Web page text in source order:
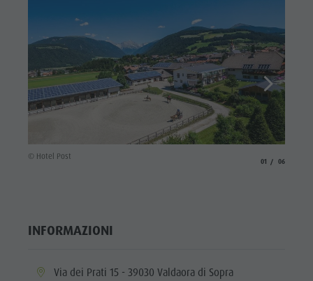
© Hotel Post
01 06
INFORMAZIONI
aria.location:
Via dei Prati 15 - 39030 Valdaora di Sopra